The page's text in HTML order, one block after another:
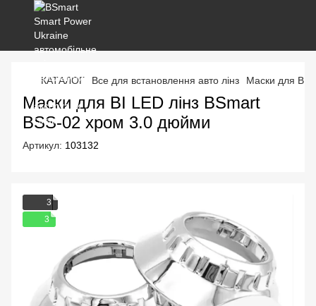
КАТАЛОГ Все для встановлення авто лінз Маски для BI-
Маски для BI LED лінз BSmart
BSS-02 хром 3.0 дюйми
Артикул: 103132
3
3